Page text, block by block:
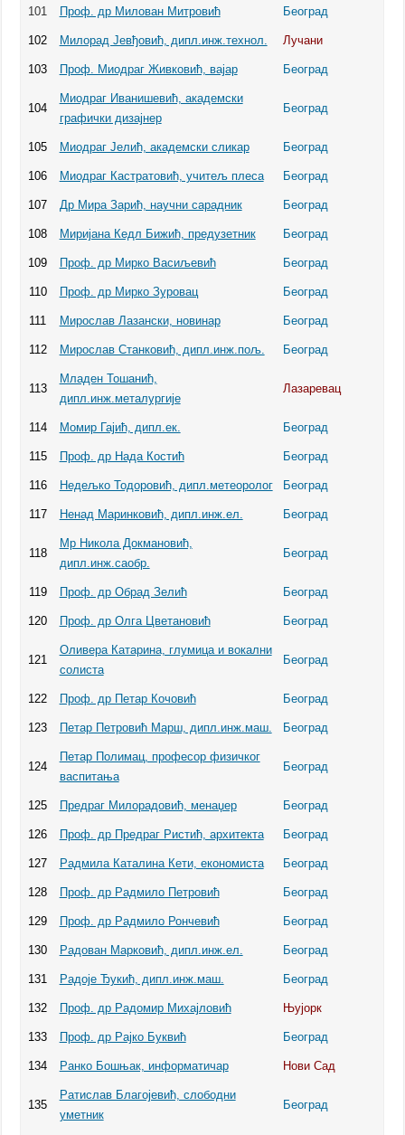
101 Проф. др Милован Митровић Београд
102 Милорад Јевђовић, дипл.инж.технол. Лучани
103 Проф. Миодраг Живковић, вајар Београд
104
Миодраг Иванишевић, академски
графички дизајнер
Београд
105 Миодраг Јелић, академски сликар Београд
106 Миодраг Кастратовић, учитељ плеса Београд
107 Др Мира Зарић, научни сарадник Београд
108 Миријана Кедл Бижић, предузетник Београд
109 Проф. др Мирко Васиљевић Београд
110 Проф. др Мирко Зуровац Београд
111 Мирослав Лазански, новинар Београд
112 Мирослав Станковић, дипл.инж.пољ. Београд
113
Младен Тошанић,
дипл.инж.металургије
Лазаревац
114 Момир Гајић, дипл.ек. Београд
115 Проф. др Нада Костић Београд
116 Недeљко Тодоровић, дипл.метеоролог Београд
117 Ненад Маринковић, дипл.инж.ел. Београд
118
Мр Никола Докмановић,
дипл.инж.саобр.
Београд
119 Проф. др Обрад Зелић Београд
120 Проф. др Олга Цветановић Београд
121
Оливера Катарина, глумица и вокални
солиста
Београд
122 Проф. др Петар Кочовић Београд
123 Петар Петровић Марш, дипл.инж.маш. Београд
124
Петар Полимац, професор физичког
васпитања
Београд
125 Предраг Милорадовић, менаџер Београд
126 Проф. др Предраг Ристић, архитекта Београд
127 Радмила Каталина Кети, економиста Београд
128 Проф. др Радмило Петровић Београд
129 Проф. др Радмило Рончевић Београд
130 Радован Марковић, дипл.инж.ел. Београд
131 Радоје Ђукић, дипл.инж.маш. Београд
132 Проф. др Радомир Михајловић Њујорк
133 Проф. др Рајко Буквић Београд
134 Ранко Бошњак, информатичар Нови Сад
135
Ратислав Благојевић, слободни
уметник
Београд